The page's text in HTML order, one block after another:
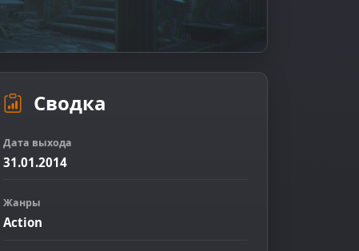
Сводка
Дата выхода
31.01.2014
Жанры
Action